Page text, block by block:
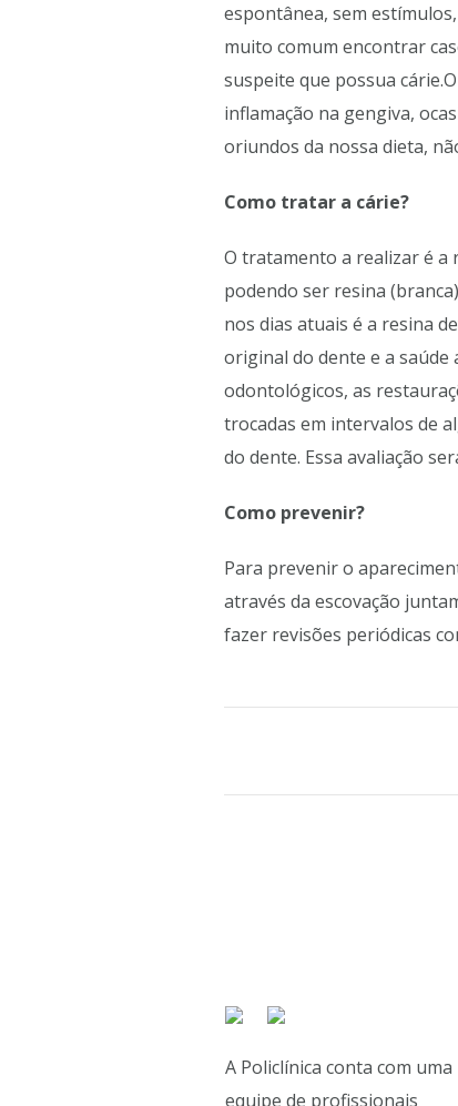
espontânea, sem
muito comum encontrar
suspeite que possua
inflamação na gengiva,
oriundos da nossa dieta,
Como tratar a cárie?
O tratamento a realizar é a
podendo ser resina
nos dias atuais é a resina
original do dente e a
odontológicos, as
trocadas em intervalos de
do dente. Essa avaliação
Como prevenir?
Para prevenir o
através da escovação
fazer revisões periódicas
A Policlínica conta com uma
equipe de profissionais